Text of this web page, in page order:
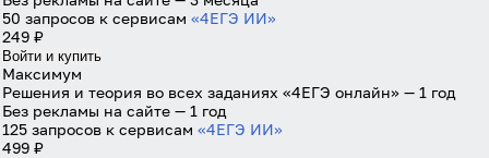
50 запросов к сервисам «4ЕГЭ ИИ»
249 ₽
Войти и купить
Максимум
Решения и теория во всех заданиях «4ЕГЭ онлайн» — 1 год
Без рекламы на сайте — 1 год
125 запросов к сервисам «4ЕГЭ ИИ»
499 ₽